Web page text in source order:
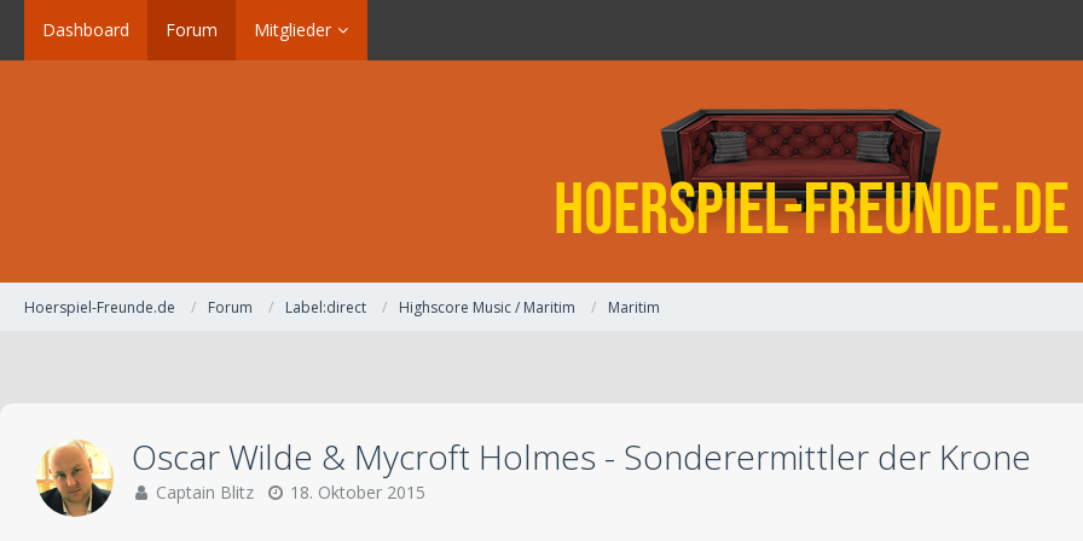
Dashboard Forum Mitglieder
Hoerspiel-Freunde.de Forum Label:direct Highscore Music / Maritim Maritim
Oscar Wilde & Mycroft Holmes - Sonderermittler der Krone
Captain Blitz 18. Oktober 2015